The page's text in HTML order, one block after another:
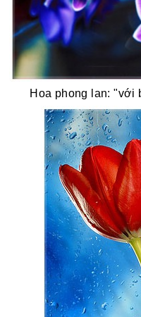
Hoa phong lan: "với